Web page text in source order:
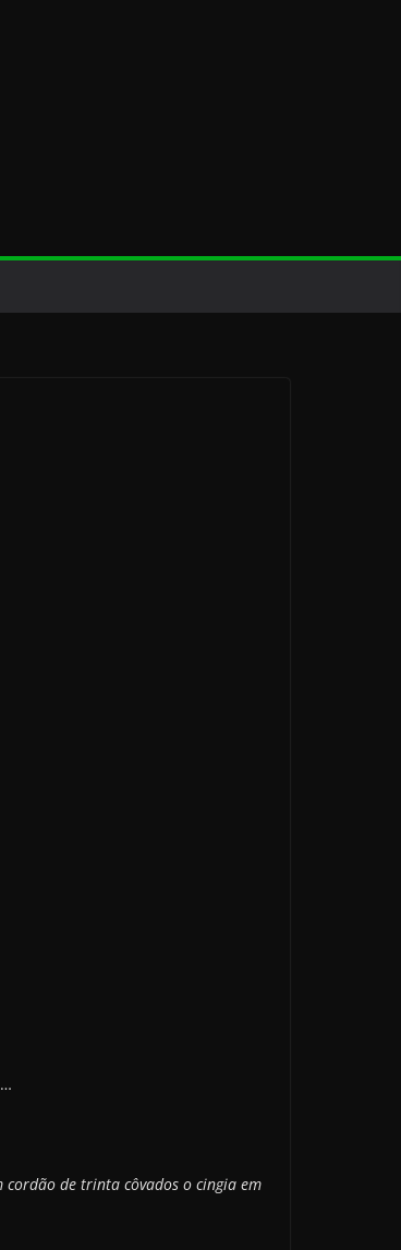
cordão de trinta côvados o cingia em